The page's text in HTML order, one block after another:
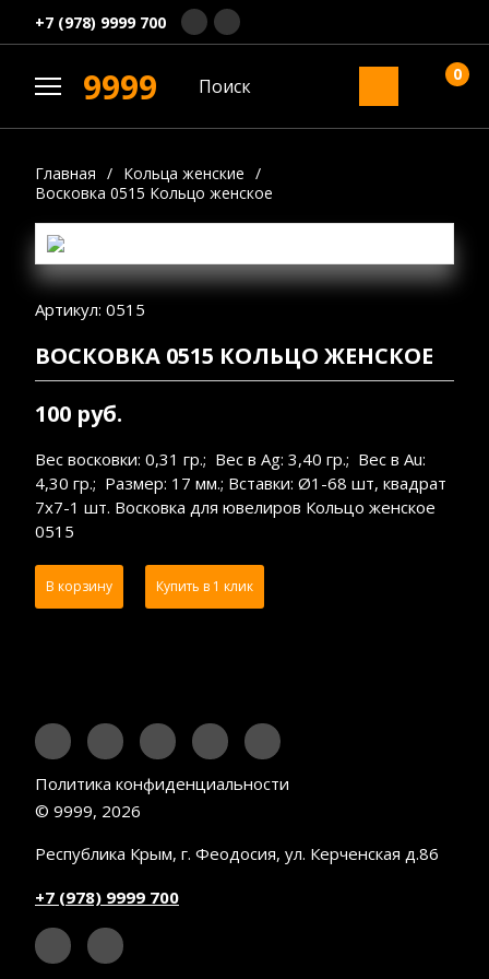
+7 (978) 9999 700
9999 0
Главная / Кольца женские /
Восковка 0515 Кольцо женское
Артикул: 0515
ВОСКОВКА 0515 КОЛЬЦО ЖЕНСКОЕ
100 руб.
Вес восковки: 0,31 гр.; Вес в Ag: 3,40 гр.; Вес в Au:
4,30 гр.; Размер: 17 мм.; Вставки: Ø1-68 шт, квадрат
7х7-1 шт. Восковка для ювелиров Кольцо женское
0515
В корзину Купить в 1 клик
Политика конфиденциальности
© 9999, 2026
Республика Крым, г. Феодосия, ул. Керченская д.86
+7 (978) 9999 700